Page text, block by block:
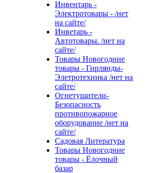
Инвентарь -
Электротовары - /нет
на сайте/
Инветарь -
Автотовары. /нет на
сайте/
Товары Новогодние
товары - Гирлянды-
Элетротехника /нет на
сайте/
Огнетушители-
Безопасность
противопожарное
оборудование /нет на
сайте/
Садовая Литература
Товары Новогодние
товары - Ёлочный
базар